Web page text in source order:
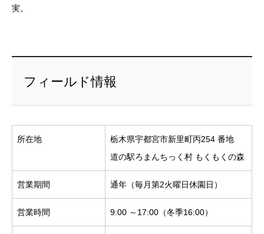
実。
フィールド情報
所在地
栃木県宇都宮市新里町丙254 番地
道の駅ろまんちっく村 もくもくの森
営業期間 通年（毎月第2火曜日休園日）
営業時間 9:00 ～17:00（冬季16:00）